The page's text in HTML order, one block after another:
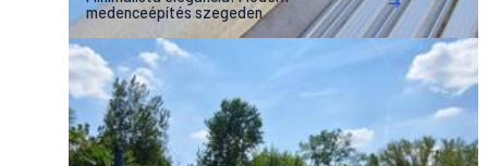
medenceépítés szegeden